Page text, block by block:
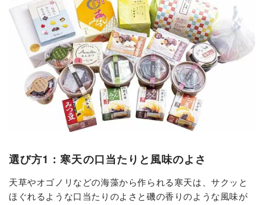
選び方1：寒天の口当たりと風味のよさ
天草やオゴノリなどの海藻から作られる寒天は、サクッと
ほぐれるような口当たりのよさと磯の香りのような風味が